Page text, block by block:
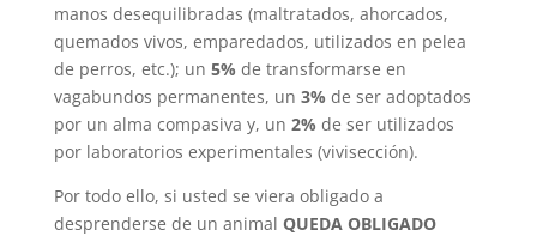
manos desequilibradas (maltratados, ahorcados,
quemados vivos, emparedados, utilizados en pelea
de perros, etc.); un 5% de transformarse en
vagabundos permanentes, un 3% de ser adoptados
por un alma compasiva y, un 2% de ser utilizados
por laboratorios experimentales (vivisección).
Por todo ello, si usted se viera obligado a
desprenderse de un animal QUEDA OBLIGADO